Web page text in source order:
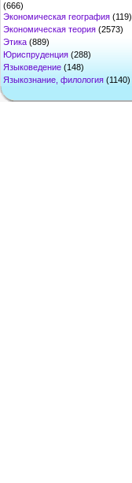
(666)
Экономическая география (119)
Экономическая теория (2573)
Этика (889)
Юриспруденция (288)
Языковедение (148)
Языкознание, филология (1140)